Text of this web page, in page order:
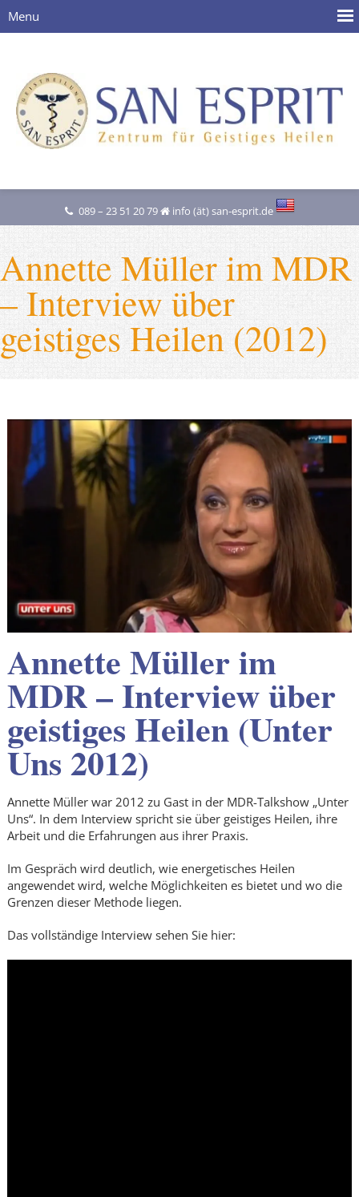
089 – 23 51 20 79 info (ät) san-esprit.de
Annette Müller im MDR
– Interview über
geistiges Heilen (2012)
Annette Müller im
MDR – Interview über
geistiges Heilen (Unter
Uns 2012)
Annette Müller war 2012 zu Gast in der MDR-Talkshow „Unter
Uns“. In dem Interview spricht sie über geistiges Heilen, ihre
Arbeit und die Erfahrungen aus ihrer Praxis.
Im Gespräch wird deutlich, wie energetisches Heilen
angewendet wird, welche Möglichkeiten es bietet und wo die
Grenzen dieser Methode liegen.
Das vollständige Interview sehen Sie hier: